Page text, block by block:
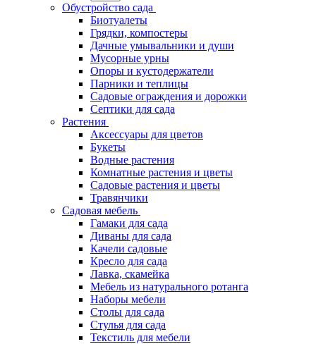
Обустройство сада
Биотуалеты
Грядки, компостеры
Дачные умывальники и души
Мусорные урны
Опоры и кустодержатели
Парники и теплицы
Садовые ограждения и дорожки
Септики для сада
Растения
Аксессуары для цветов
Букеты
Водные растения
Комнатные растения и цветы
Садовые растения и цветы
Травянчики
Садовая мебель
Гамаки для сада
Диваны для сада
Качели садовые
Кресло для сада
Лавка, скамейка
Мебель из натурального ротанга
Наборы мебели
Столы для сада
Стулья для сада
Текстиль для мебели